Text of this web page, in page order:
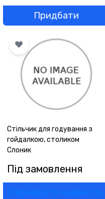
Придбати
Стільчик для годування з
гойдалкою, столиком
Слоник
Під замовлення
Перевірити наявність